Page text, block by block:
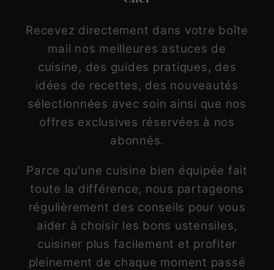
Recevez directement dans votre boîte
mail nos meilleures astuces de
cuisine, des guides pratiques, des
idées de recettes, des nouveautés
sélectionnées avec soin ainsi que nos
offres exclusives réservées à nos
abonnés.
Parce qu'une cuisine bien équipée fait
toute la différence, nous partageons
régulièrement des conseils pour vous
aider à choisir les bons ustensiles,
cuisiner plus facilement et profiter
pleinement de chaque moment passé